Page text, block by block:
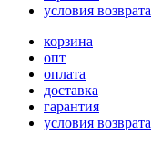
условия возврата
корзина
опт
оплата
доставка
гарантия
условия возврата